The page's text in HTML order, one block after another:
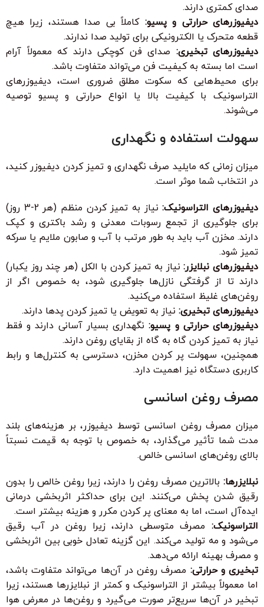
صدای کمتری دارند.
دیفیوزرهای حرارتی و پسیو: کاملاً بی صدا هستند، زیرا هیچ
قطعه متحرک یا الکترونیکی برای تولید صدا ندارند.
دیفیوزرهای تبخیری: صدای فن کوچکی دارند که معمولاً آرام
است اما بسته به کیفیت فن می‌تواند متفاوت باشد.
برای محیط‌هایی که سکوت مطلق ضروری است، دیفیوزرهای
التراسونیک با کیفیت بالا یا انواع حرارتی و پسیو توصیه
می‌شوند.
سهولت استفاده و نگهداری
میزان زمانی که مایلید صرف نگهداری و تمیز کردن دیفیوزر کنید،
در انتخاب شما موثر است.
دیفیوزرهای التراسونیک:
نیاز به تمیز کردن منظم (هر 2-3 روز)
برای جلوگیری از تجمع رسوبات معدنی و رشد باکتری و کپک
دارند. مخزن آب باید به طور مرتب با آب و صابون ملایم یا سرکه
تمیز شود.
دیفیوزرهای نبلایزر:نیاز به تمیز کردن با الکل (هر چند روز یکبار)
دارند تا از گرفتگی نازل‌ها جلوگیری شود، به خصوص اگر از
روغن‌های غلیظ استفاده می‌کنید.
دیفیوزرهای تبخیری: نیاز به تعویض یا تمیز کردن پدها دارند.
دیفیوزرهای حرارتی و پسیو:نگهداری بسیار آسانی دارند و فقط
نیاز به تمیز کردن گاه به گاه از بقایای روغن دارند.
همچنین، سهولت پر کردن مخزن، دسترسی به کنترل‌ها و رابط
کاربری دستگاه نیز اهمیت دارد.
مصرف روغن اسانسی
میزان مصرف روغن اسانسی توسط دیفیوزر، بر هزینه‌های بلند
مدت شما تأثیر می‌گذارد، به خصوص با توجه به قیمت نسبتاً
بالای روغن‌های اسانسی خالص.
نبلایزرها: بالاترین مصرف روغن را دارند، زیرا روغن خالص را بدون
رقیق شدن پخش می‌کنند. این برای حداکثر اثربخشی درمانی
ایده‌آل است، اما به معنای پر کردن مکرر و هزینه بیشتر است.
التراسونیک: مصرف متوسطی دارند، زیرا روغن در آب رقیق
می‌شود و مه تولید می‌کند. این گزینه تعادل خوبی بین اثربخشی
و مصرف بهینه ارائه می‌دهد.
تبخیری و حرارتی: مصرف روغن در آن‌ها می‌تواند متفاوت باشد،
اما معمولاً بیشتر از التراسونیک و کمتر از نبلایزرها هستند، زیرا
تبخیر در آن‌ها سریع‌تر صورت می‌گیرد و روغن‌ها در معرض هوا